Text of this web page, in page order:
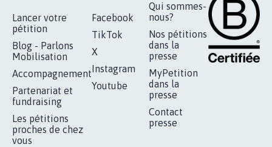
Lancer votre
pétition
Blog - Parlons
Mobilisation
Accompagnement
Partenariat et
fundraising
Les pétitions
proches de chez
vous
Facebook
TikTok
X
Instagram
Youtube
Qui sommes-
nous?
Nos pétitions
dans la
presse
MyPetition
dans la
presse
Contact
presse